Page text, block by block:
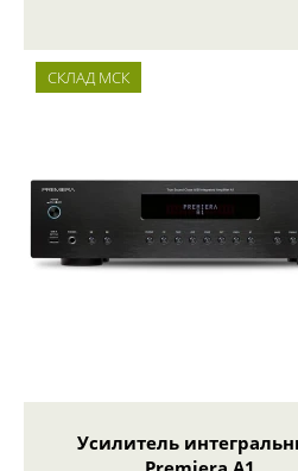
СКЛАД МСК
Усилитель